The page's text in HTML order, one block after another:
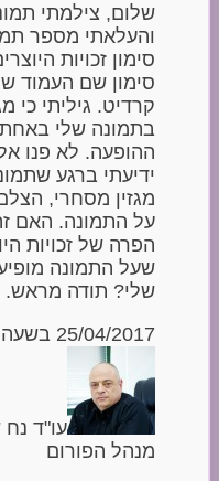
שלום, צילמתי
והעלאתי מספר
סימון זכויות
סימון שם העמוד
קרדיט. גיליתי כי
בתמונה שלי
ההופעה. לא פנו
ידיעתי ברגע
מגזין מסחרי,
על התמונה. האם
הפרה של זכויות
שעל התמונה
שלי? תודה מראש.
25/04/2017 בשעה 11:44
עו"ד נח
מנהל הפורום